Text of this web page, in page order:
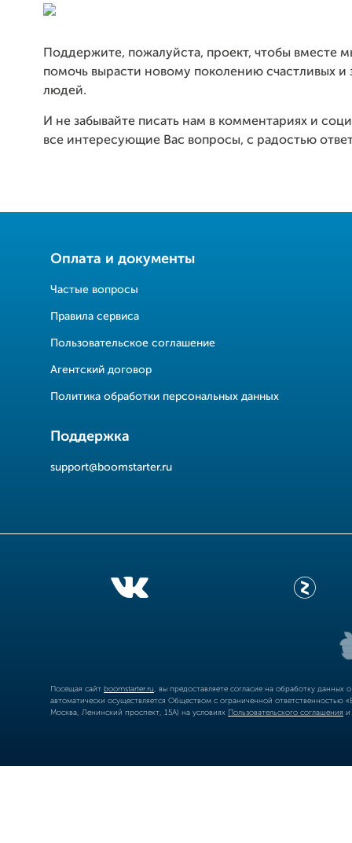
Поддержите, пожалуйста, проект, чтобы вместе
помочь вырасти новому поколению счастливых и
людей.
И не забывайте писать нам в комментариях и
все интересующие Вас вопросы, с радостью
Оплата и документы
Частые вопросы
Правила сервиса
Пользовательское соглашение
Агентский договор
Политика обработки персональных данных
Поддержка
support@boomstarter.ru
Посещая сайт boomstarter.ru , вы предоставляете согласие на обработку
автоматически осуществляется Обществом с ограниченной
Москва, Ленинский проспект, 15А) на условиях Пользовательского соглашения и